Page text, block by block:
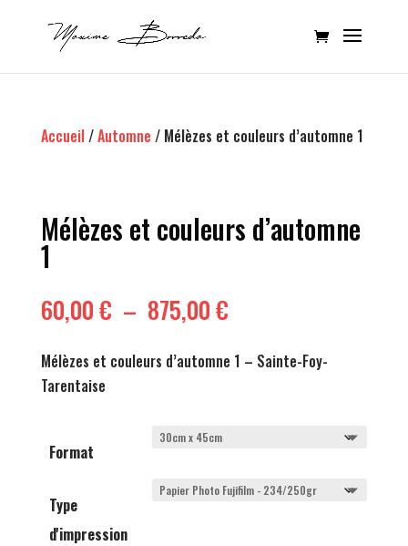
Accueil/Automne / Mélèzes et couleurs d’automne 1
Mélèzes et couleurs d’automne
1
60,00€ – 875,00€Plage
prix :
Mélèzes et couleurs d’automne 1 – Sainte-Foy-
Tarentaise
Format
Type
d'impression